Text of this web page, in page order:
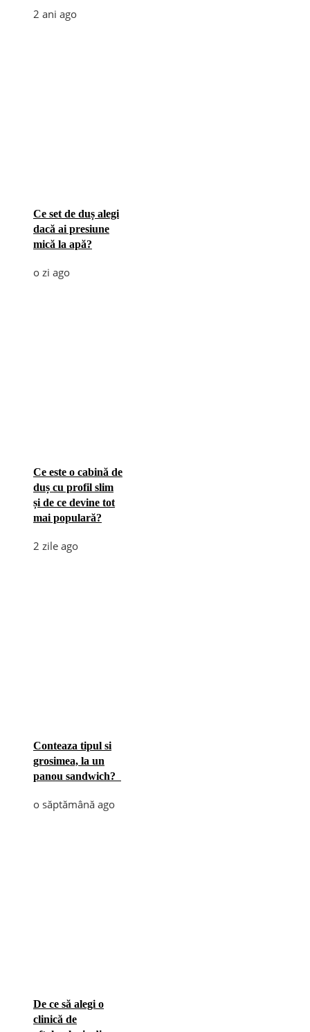
2 ani ago
Ce set de duș alegi
dacă ai presiune
mică la apă?
o zi ago
Ce este o cabină de
duș cu profil slim
și de ce devine tot
mai populară?
2 zile ago
Conteaza tipul si
grosimea, la un
panou sandwich?
o săptămână ago
De ce să alegi o
clinică de